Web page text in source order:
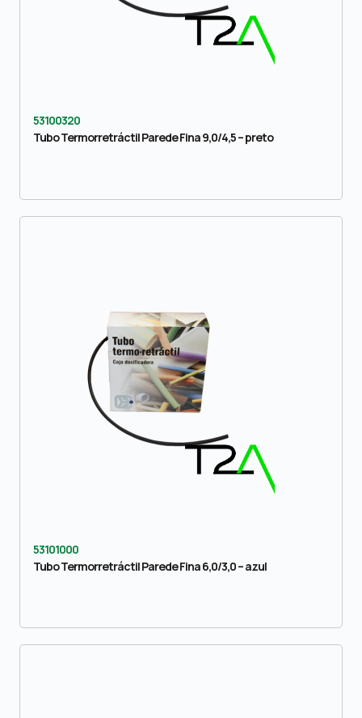
53100320
Tubo Termorretráctil Parede Fina 9,0/4,5 – preto
53101000
Tubo Termorretráctil Parede Fina 6,0/3,0 – azul